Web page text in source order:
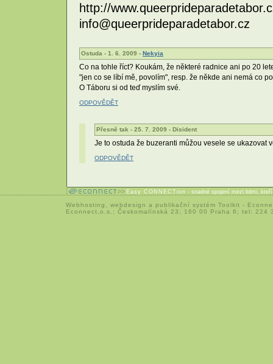
http://
info@queerprideparadetabor.cz
Ostuda - 1. 6. 2009 - Nekyia
Co na tohle říct? Koukám, že některé radnice ani po 20
"jen co se líbí mě, povolím", resp. že někde ani nemá co
O Táboru si od teď myslím své.
ODPOVĚDĚT
Přesně tak - 25. 7. 2009 - Disident
Je to ostuda že buzeranti můžou vesele se ukazovat
ODPOVĚDĚT
Easy CONNECTion - snadné spojení mezi lidmi,
Webhosting webdesign a publikační systém Toolkit -
Econnect,o.s.; Českomalínská 23; 160 00 Praha 6; tel: 224